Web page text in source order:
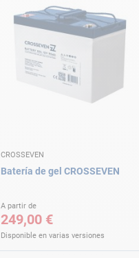
CROSSEVEN
Batería de gel CROSSEVEN
A partir de
249,00 €
Disponible en varias versiones